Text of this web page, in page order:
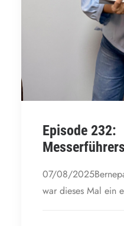
Episode 232:
07/08/
war dieses Mal ein